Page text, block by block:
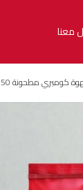
معنا
كومبري مطحونة 250 جم